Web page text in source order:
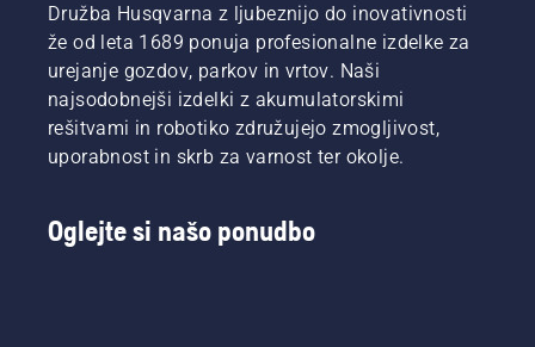
Družba Husqvarna z ljubeznijo do inovativnosti
že od leta 1689 ponuja profesionalne izdelke za
urejanje gozdov, parkov in vrtov. Naši
najsodobnejši izdelki z akumulatorskimi
rešitvami in robotiko združujejo zmogljivost,
uporabnost in skrb za varnost ter okolje.
Oglejte si našo ponudbo